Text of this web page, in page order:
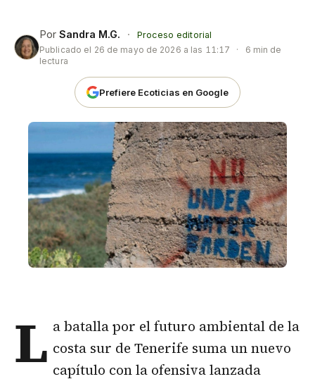
Por Sandra M.G. ·
Proceso editorial
Publicado el 26 de mayo de 2026 a las 11:17 ·
6 min de
lectura
Prefiere Ecoticias en Google
L a batalla por el futuro ambiental de la
costa sur de Tenerife suma un nuevo
capítulo con la ofensiva lanzada